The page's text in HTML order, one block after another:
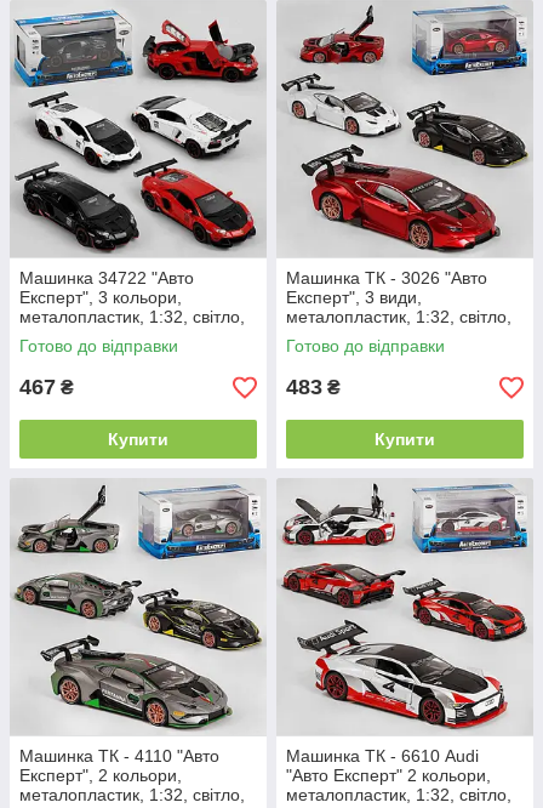
Машинка 34722 "Авто
Експерт", 3 кольори,
металопластик, 1:32, світло,
звук, інерція, відчиняються
двері, багажник,
Готово до відправки
467 ₴
Купити
Машинка ТК - 3026 "Авто
Експерт", 3 види,
металопластик, 1:32, світло,
звук, інерція, двері, що
відчиняються
Готово до відправки
483 ₴
Купити
Машинка ТК - 4110 "Авто
Експерт", 2 кольори,
металопластик, 1:32, світло,
Машинка ТК - 6610 Audi
"Авто Експерт" 2 кольори,
металопластик, 1:32, світло,